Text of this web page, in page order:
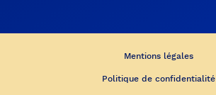
Mentions légales
Politique de confidentialité